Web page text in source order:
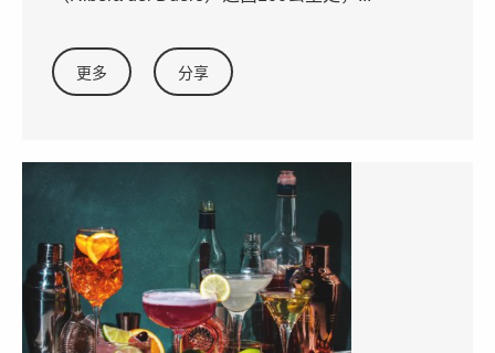
更多 分享